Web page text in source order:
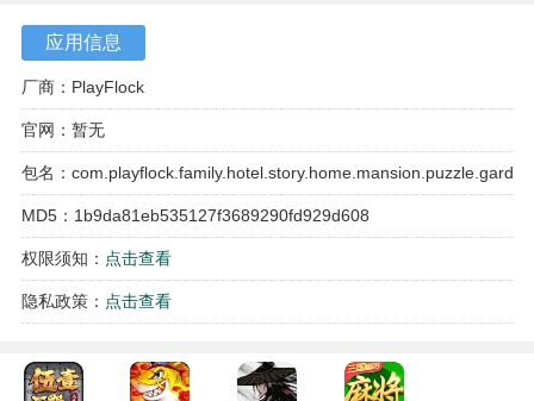
游戏特色
具可以更高效地达成关卡目标。
应用信息
厂商：PlayFlock
官网：暂无
包名：
MD5：1b9da81eb535127f3689290fd929d608
权限须知： 点击查看
隐私政策： 点击查看